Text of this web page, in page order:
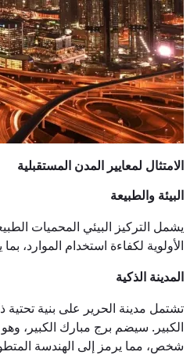
الامتثال لمعايير المدن المستقبلية
البيئة والطبيعة
الأولوية لكفاءة استخدام
المدينة الذكية
شخص، مما يرمز إلى الهندسة